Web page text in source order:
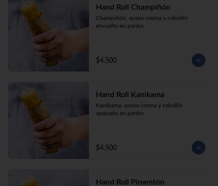
Hand Roll Champiñón
Champiñón, queso crema y cebollín
envuelto en panko.
$4.500
Hand Roll Kanikama
Kanikama, queso crema y cebollín
apanado en panko.
$4.500
Hand Roll Pimentón